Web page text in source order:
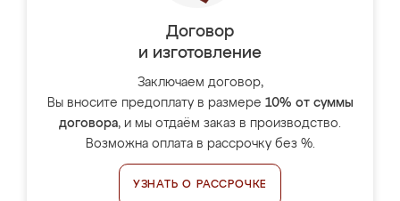
Договор
и изготовление
Заключаем договор,
Вы вносите предоплату в размере 10% от суммы
договора, и мы отдаём заказ в производство.
Возможна оплата в рассрочку без %.
УЗНАТЬ О РАССРОЧКЕ